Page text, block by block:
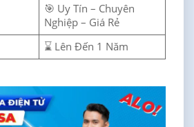
🎯 Uy Tín – Chuyên
Nghiệp – Giá Rẻ
⌛ Lên Đến 1 Năm